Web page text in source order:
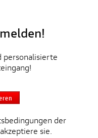
personalisierte
der
sie.